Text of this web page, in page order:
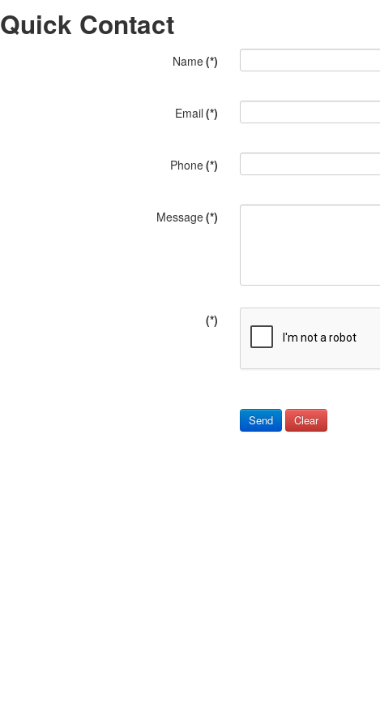
Quick Contact
Name(*)
Email (*)
Phone(*)
Message(*)
(*)